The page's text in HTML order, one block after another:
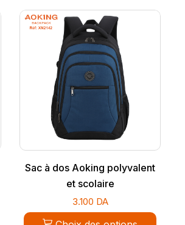
Sac à dos Aoking polyvalent
et scolaire
3.100 DA